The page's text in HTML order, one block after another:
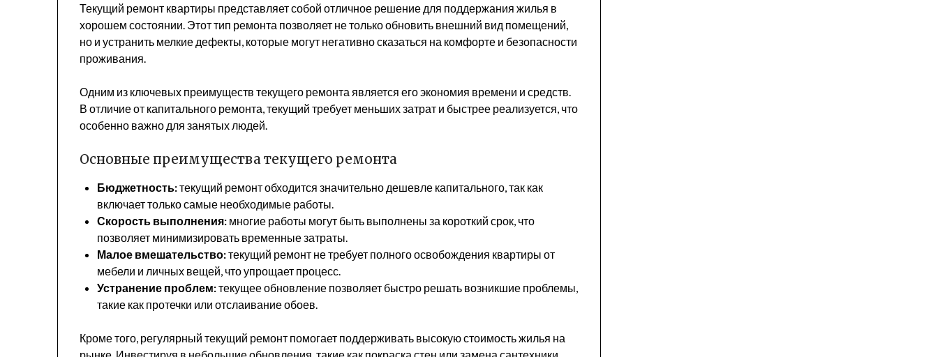
Текущий ремонт квартиры представляет собой отличное решение для поддержания жилья в
хорошем состоянии. Этот тип ремонта позволяет не только обновить внешний вид помещений,
но и устранить мелкие дефекты, которые могут негативно сказаться на комфорте и безопасности
проживания.
Одним из ключевых преимуществ текущего ремонта является его экономия времени и средств.
В отличие от капитального ремонта, текущий требует меньших затрат и быстрее реализуется, что
особенно важно для занятых людей.
Основные преимущества текущего ремонта
Бюджетность:текущий ремонт обходится значительно дешевле капитального, так как
включает только самые необходимые работы.
Скорость выполнения: многие работы могут быть выполнены за короткий срок, что
позволяет минимизировать временные затраты.
Малое вмешательство:текущий ремонт не требует полного освобождения квартиры от
мебели и личных вещей, что упрощает процесс.
Устранение проблем:текущее обновление позволяет быстро решать возникшие проблемы,
такие как протечки или отслаивание обоев.
Кроме того, регулярный текущий ремонт помогает поддерживать высокую стоимость жилья на